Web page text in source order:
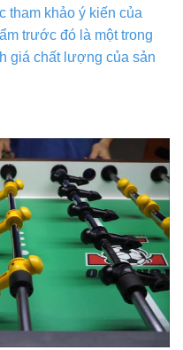
khảo ý kiến của
trước đó là một trong
giá chất lượng của sản